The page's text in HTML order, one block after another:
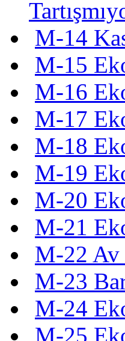
M-14
M-15
M-16
M-17
M-18
M-19
M-20
M-21
M-22 Av
M-23
M-24
M-25